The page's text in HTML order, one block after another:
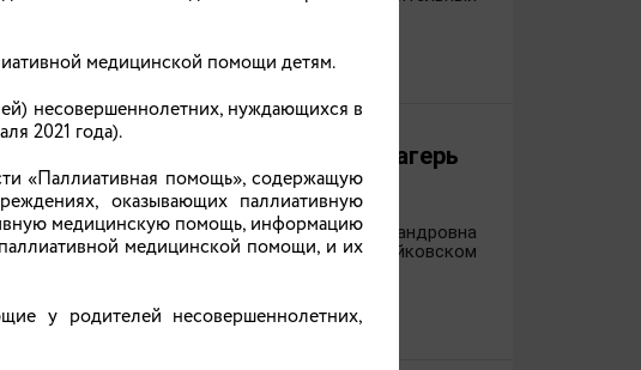
санаторно-оздоровительный лагерь
в Ивановской области Светлана Александровна
«Строитель», расположенного в Тейковском
медицинской помощи детям.
несовершеннолетних, нуждающихся в
2021 года).
«Паллиативная помощь», содержащую
оказывающих паллиативную
медицинскую помощь, информацию
медицинской помощи, и их
у родителей несовершеннолетних,